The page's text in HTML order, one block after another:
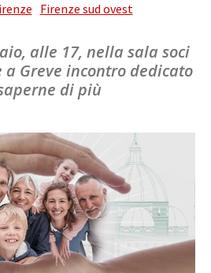
Firenze sud ovest
alle 17, nella sala soci
Greve incontro dedicato
di più